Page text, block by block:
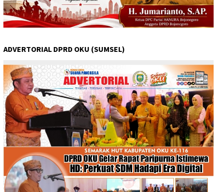
ADVERTORIAL DPRD OKU (SUMSEL)